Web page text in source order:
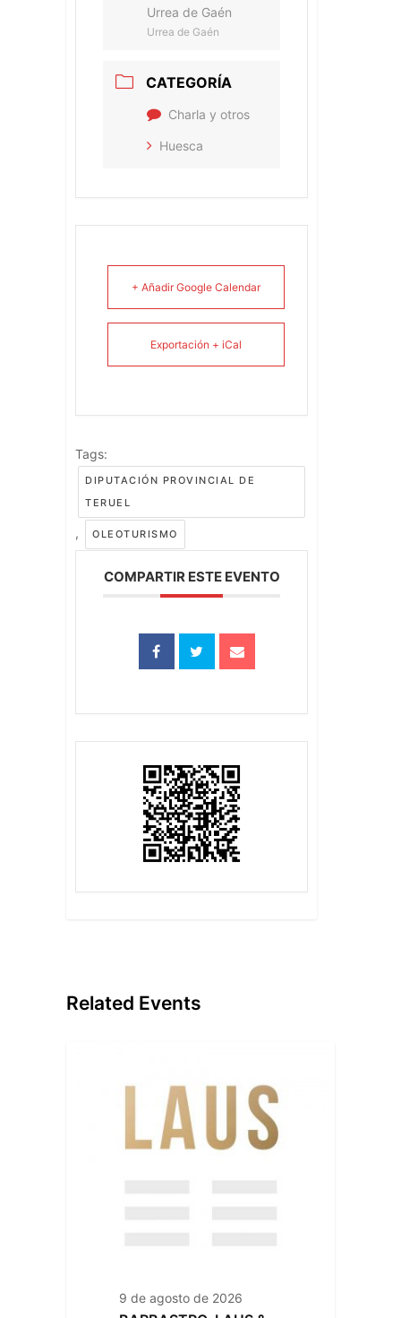
Urrea de Gaén
Urrea de Gaén
CATEGORÍA
Charla y otros
Huesca
+ Añadir Google Calendar
Exportación + iCal
Tags:
DIPUTACIÓN PROVINCIAL DE
TERUEL
, OLEOTURISMO
COMPARTIR ESTE EVENTO
Related Events
9 de agosto de 2026